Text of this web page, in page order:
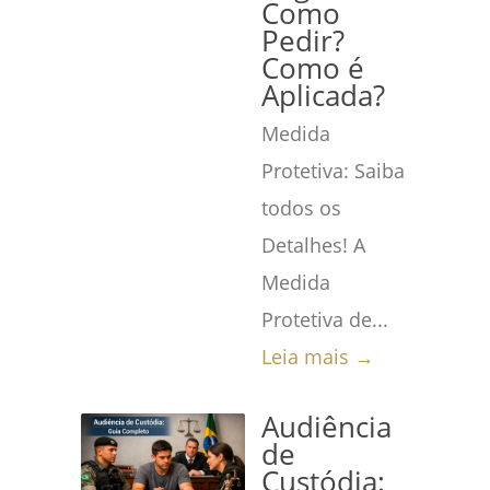
Como
Pedir?
Como é
Aplicada?
Medida
Protetiva: Saiba
todos os
Detalhes! A
Medida
Protetiva de...
Leia mais →
Audiência
de
Custódia: